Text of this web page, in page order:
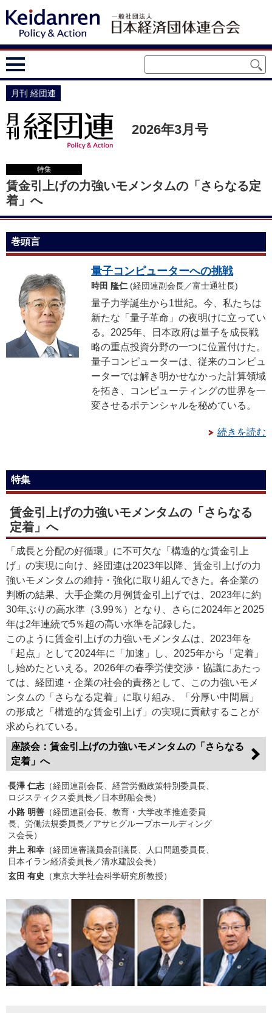
月刊 経団連
2026年3月号
特集
賃金引上げの力強いモメンタムの「さらなる定
着」へ
巻頭言
量子コンピューターへの挑戦
時田 隆仁 (経団連副会長／富士通社長)
量子力学誕生から1世紀。今、私たちは
新たな「量子革命」の夜明けに立ってい
る。2025年、日本政府は量子を成長戦
略の重点投資分野の一つに位置付けた。
量子コンピューターは、従来のコンピュ
ーターでは解き明かせなかった計算領域
を拓き、コンピューティングの世界を一
変させるポテンシャルを秘めている。
続きを読む
特集
賃金引上げの力強いモメンタムの「さらなる
定着」へ
「成長と分配の好循環」に不可欠な「構造的な賃金引上
げ」の実現に向け、経団連は2023年以降、賃金引上げの力
強いモメンタムの維持・強化に取り組んできた。各企業の
判断の結果、大手企業の月例賃金引上げでは、2023年に約
30年ぶりの高水準（3.99％）となり、さらに2024年と2025
年は2年連続で5％超の高い水準を記録した。
このように賃金引上げの力強いモメンタムは、2023年を
「起点」として2024年に「加速」し、2025年から「定着」
し始めたといえる。2026年の春季労使交渉・協議にあたっ
ては、経団連・企業の社会的責務として、この力強いモメ
ンタムの「さらなる定着」に取り組み、「分厚い中間層」
の形成と「構造的な賃金引上げ」の実現に貢献することが
求められている。
座談会：賃金引上げの力強いモメンタムの「さらなる
定着」へ
長澤 仁志 （経団連副会長、経営労働政策特別委員長、
ロジスティクス委員長／日本郵船会長）
小路 明善 （経団連副会長、教育・大学改革推進委員
長、労働法規委員長／アサヒグループホールディング
ス会長）
井上 和幸 （経団連審議員会副議長、人口問題委員長、
日本イラン経済委員長／清水建設会長）
玄田 有史 （東京大学社会科学研究所教授）